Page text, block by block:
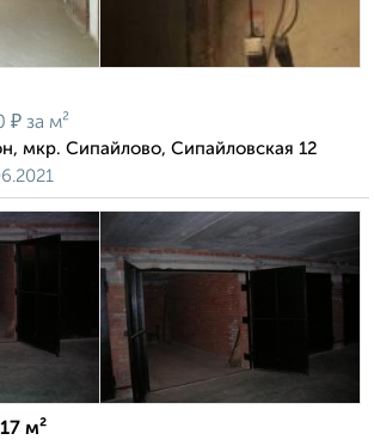
₽ за м²
мкр. Сипайлово, Сипайловская 12
м²